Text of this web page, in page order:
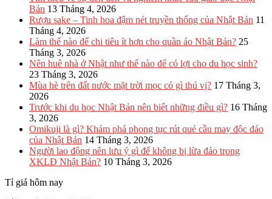
Bản 13 Tháng 4, 2026
Rượu sake – Tinh hoa đậm nét truyền thống của Nhật Bản 11
Tháng 4, 2026
Làm thế nào để chi tiêu ít hơn cho quần áo Nhật Bản? 25
Tháng 3, 2026
Nên huê nhà ở Nhật như thế nào để có lợi cho du học sinh?
23 Tháng 3, 2026
Mùa hè trên đất nước mặt trời mọc có gì thú vị? 17 Tháng 3,
2026
Trước khi du học Nhật Bản nên biết những điều gì? 16 Tháng
3, 2026
Omikuji là gì? Khám phá phong tục rút quẻ cầu may độc đáo
của Nhật Bản 14 Tháng 3, 2026
Người lao động nên lưu ý gì để không bị lừa đảo trong
XKLĐ Nhật Bản? 10 Tháng 3, 2026
Tỉ giá hôm nay